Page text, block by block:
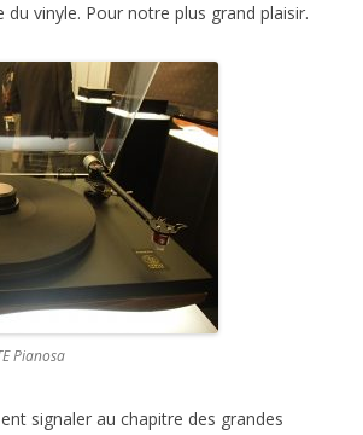
vinyle. Pour notre plus grand plaisir.
Pianosa
signaler au chapitre des grandes